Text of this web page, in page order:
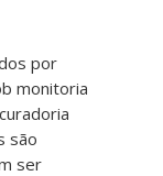
por
monitoria
são
ser